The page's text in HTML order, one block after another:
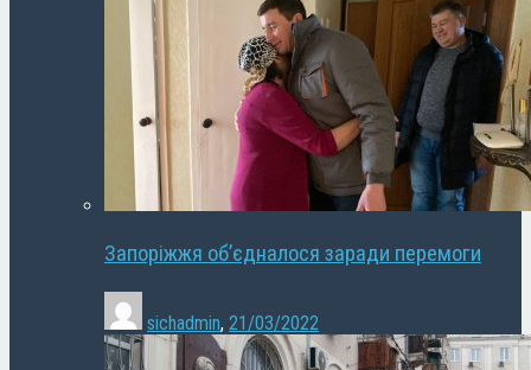
Запоріжжя об’єдналося заради перемоги
sichadmin, 21/03/2022